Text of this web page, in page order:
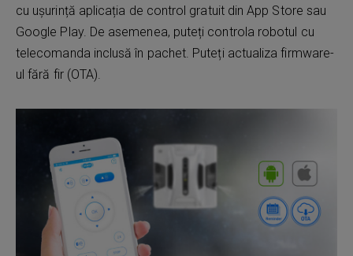
cu ușurință aplicația de control gratuit din App Store sau
Google Play. De asemenea, puteți controla robotul cu
telecomanda inclusă în pachet. Puteți actualiza firmware-
ul fără fir (OTA).